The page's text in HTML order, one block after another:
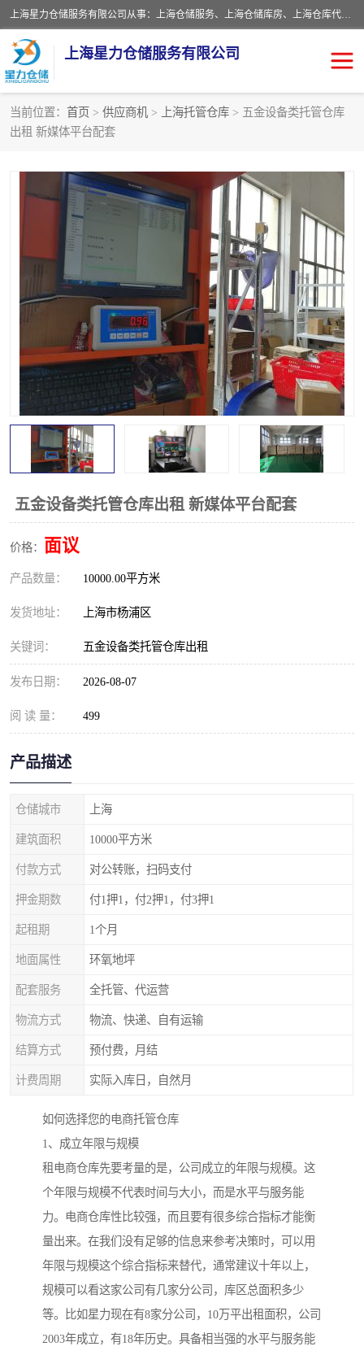
上海星力仓储服务有限公司从事：上海仓储服务、上海仓储库房、上海仓库代运营、上海仓库对外出租、上海仓库外包、上海三方仓储、上海电商仓储代发、上海电商代发货仓库、上海托管仓库、上海仓储配送。上海星力仓储服务有限公司现在拥有100个分仓、10万余平方的标准库房，精炼员工几百名，与几千家客户合作，公司已跻身上海仓储行业前列。欢迎来电咨询！
上海星力仓储服务有限公司
当前位置： 首页 > 供应商机 > 上海托管仓库 > 五金设备类托管仓库
出租 新媒体平台配套
五金设备类托管仓库出租 新媒体平台配套
价格： 面议
产品数量： 10000.00平方米
发货地址： 上海市杨浦区
关键词： 五金设备类托管仓库出租
发布日期： 2026-08-07
阅 读 量： 499
产品描述
仓储城市 上海
建筑面积 10000平方米
付款方式 对公转账，扫码支付
押金期数 付1押1，付2押1，付3押1
起租期 1个月
地面属性 环氧地坪
配套服务 全托管、代运营
物流方式 物流、快递、自有运输
结算方式 预付费，月结
计费周期 实际入库日，自然月
如何选择您的电商托管仓库
1、成立年限与规模
租电商仓库先要考量的是，公司成立的年限与规模。这
个年限与规模不代表时间与大小，而是水平与服务能
力。电商仓库性比较强，而且要有很多综合指标才能衡
量出来。在我们没有足够的信息来参考决策时，可以用
年限与规模这个综合指标来替代，通常建议十年以上，
规模可以看这家公司有几家分公司，库区总面积多少
等。比如星力现在有8家分公司，10万平出租面积，公司
2003年成立，有18年历史。具备相当强的水平与服务能
上海仓库对外出租
上海仓储配送 上海仓库外包
上海仓库代运营 上海托管仓库
上海第三方仓储 上海仓储服务
仓储 上海电商代发货仓库
上海托管仓库